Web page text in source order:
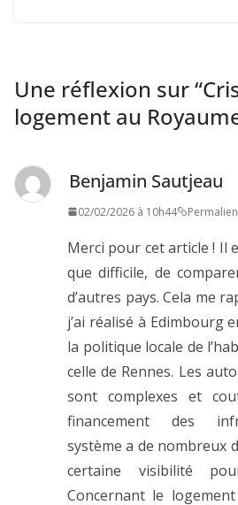
Une réflexion sur “
logement au
Benjamin Sautjeau
02/02/2026 à 10h44 Permalien
Merci pour cet article ! Il
que difficile, de
d’autres pays. Cela me
j’ai réalisé à Edimbourg
la politique locale de
celle de Rennes. Les
sont complexes et
financement des
système a de nombreux
certaine visibilité
Concernant le